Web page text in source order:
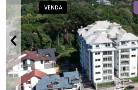
VENDA